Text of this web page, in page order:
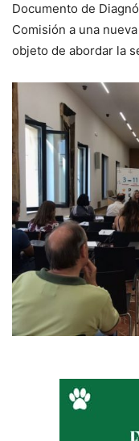
Documento de
Comisión a una
objeto de abordar la